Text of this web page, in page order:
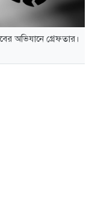
অভিযানে গ্রেফতার।